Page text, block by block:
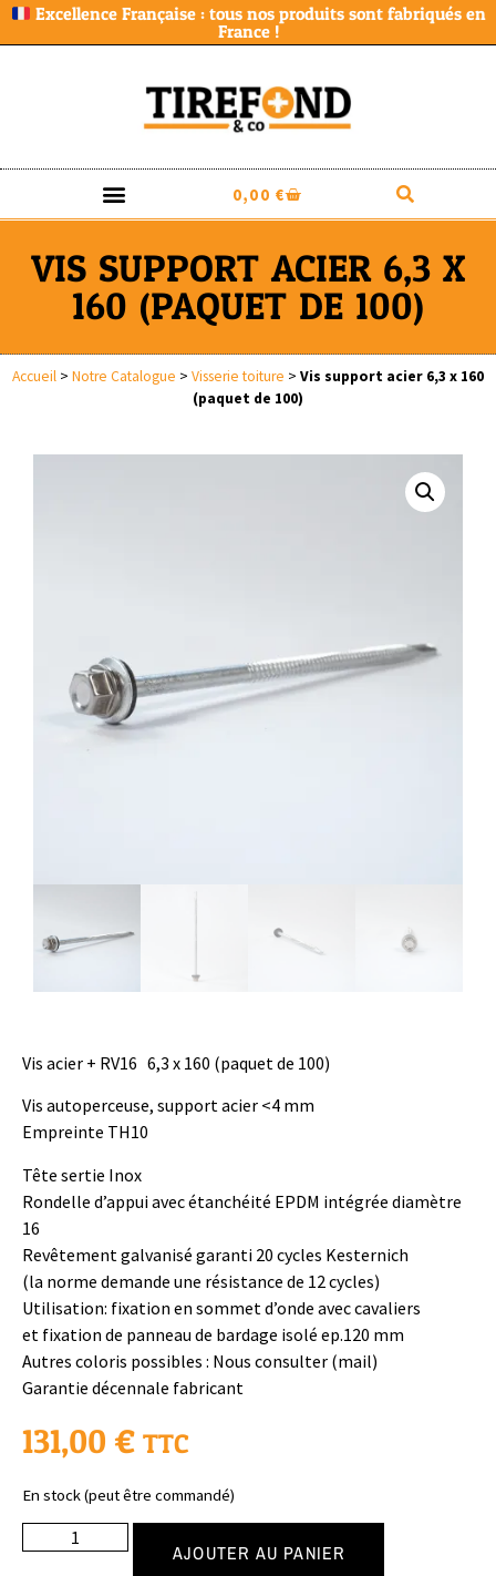
Excellence Française : tous nos produits sont fabriqués en
France !
0,00 €
VIS SUPPORT ACIER 6,3 X
160 (PAQUET DE 100)
Accueil > Notre Catalogue > Visserie toiture > Vis support acier 6,3 x 160
(paquet de 100)
Vis acier + RV16 6,3 x 160 (paquet de 100)
Vis autoperceuse, support acier <4 mm
Empreinte TH10
Tête sertie Inox
Rondelle d’appui avec étanchéité EPDM intégrée diamètre
16
Revêtement galvanisé garanti 20 cycles Kesternich
(la norme demande une résistance de 12 cycles)
Utilisation: fixation en sommet d’onde avec cavaliers
et fixation de panneau de bardage isolé ep.120 mm
Autres coloris possibles : Nous consulter (mail)
Garantie décennale fabricant
131,00 € TTC
En stock (peut être commandé)
AJOUTER AU PANIER